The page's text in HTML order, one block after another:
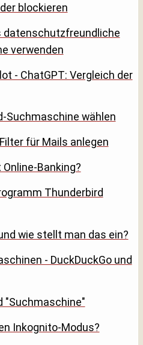
blockieren
datenschutzfreundliche
verwenden
- ChatGPT: Vergleich der
Suchmaschine wählen
für Mails anlegen
Banking?
Thunderbird
wie stellt man das ein?
- DuckDuckGo und
"Suchmaschine"
Inkognito-Modus?